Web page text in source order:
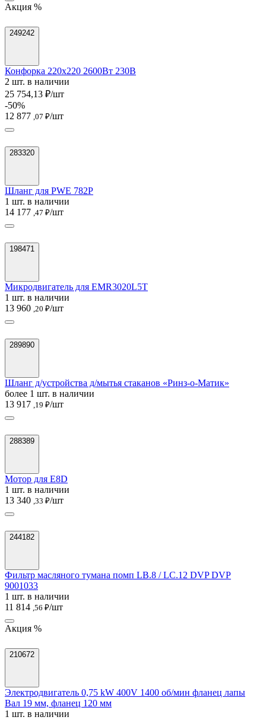
Акция %
249242
Конфорка 220х220 2600Вт 230В
2 шт. в наличии
25 754,13 ₽/шт
-50%
12 877 ,07 ₽/шт
283320
Шланг для PWE 782P
1 шт. в наличии
14 177 ,47 ₽/шт
198471
Микродвигатель для EMR3020L5T
1 шт. в наличии
13 960 ,20 ₽/шт
289890
Шланг д/устройства д/мытья стаканов «Ринз-о-Матик»
более 1 шт. в наличии
13 917 ,19 ₽/шт
288389
Мотор для E8D
1 шт. в наличии
13 340 ,33 ₽/шт
244182
Фильтр масляного тумана помп LB.8 / LC.12 DVP DVP
9001033
1 шт. в наличии
11 814 ,56 ₽/шт
Акция %
210672
Электродвигатель 0,75 kW 400V 1400 об/мин фланец лапы
Вал 19 мм, фланец 120 мм
1 шт. в наличии